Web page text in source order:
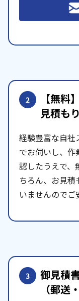
2 【無料
見積も
経験豊富な自社
でお伺いし、
認したうえで、
ちろん、お見
いませんのでご
3 御見積
（郵送